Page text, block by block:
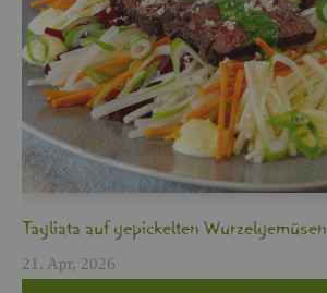
Ta­glia­ta auf ge­pi­ckel­ten Wur­zel­ge­mü­sen
21. Apr, 2026